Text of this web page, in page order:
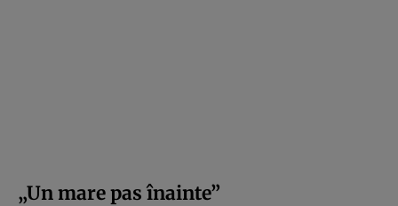
„Un mare pas înainte”